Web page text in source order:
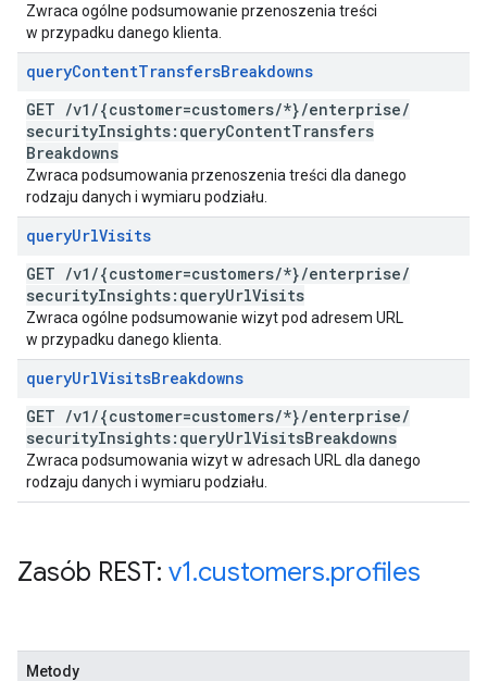
Zwraca ogólne podsumowanie przenoszenia treści
w przypadku danego klienta.
queryContentTransfersBreakdowns
GET /v1 /{customer=customers/*}/enterprise/
securityInsights:queryContentTransfers
Breakdowns
Zwraca podsumowania przenoszenia treści dla danego
rodzaju danych i wymiaru podziału.
queryUrlVisits
GET /v1 /{customer=customers/*}/enterprise/
securityInsights:queryUrlVisits
Zwraca ogólne podsumowanie wizyt pod adresem URL
w przypadku danego klienta.
queryUrlVisitsBreakdowns
GET /v1 /{customer=customers/*}/enterprise/
securityInsights:queryUrlVisitsBreakdowns
Zwraca podsumowania wizyt w adresach URL dla danego
rodzaju danych i wymiaru podziału.
Zasób REST: v1.customers.profiles
Metody